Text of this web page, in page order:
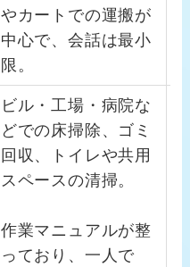
やカートでの運搬が
中心で、会話は最小
限。
ビル・工場・病院な
どでの床掃除、ゴミ
回収、トイレや共用
スペースの清掃。
作業マニュアルが整
っており、一人で